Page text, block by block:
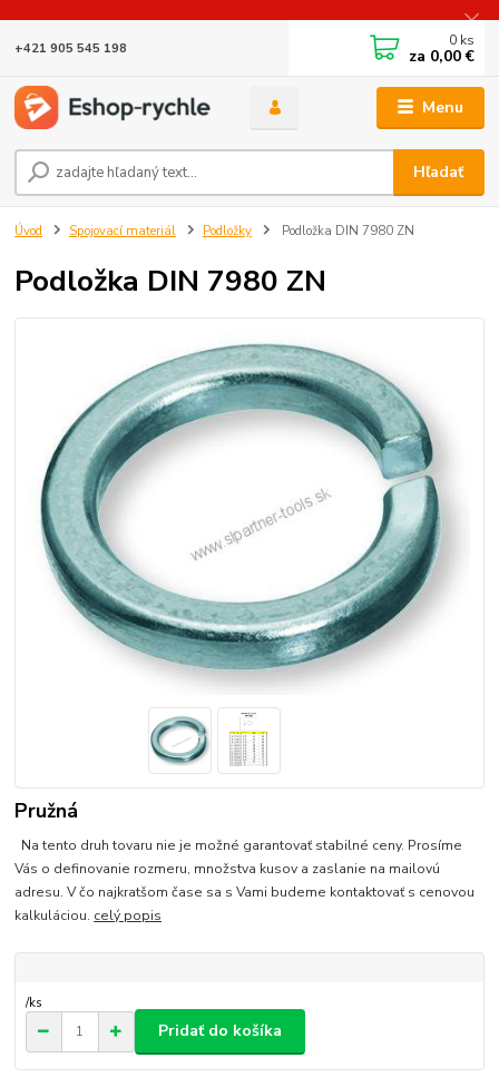
Menu
Hľadať
+421 905 545 198 0 ks
za 0,00 €
Úvod Spojovací materiál Podložky Podložka DIN 7980 ZN
Podložka DIN 7980 ZN
Pružná
Na tento druh tovaru nie je možné garantovať stabilné ceny. Prosíme
Vás o definovanie rozmeru, množstva kusov a zaslanie na mailovú
adresu. V čo najkratšom čase sa s Vami budeme kontaktovať s cenovou
kalkuláciou. celý popis
/ks
Pridať do košíka